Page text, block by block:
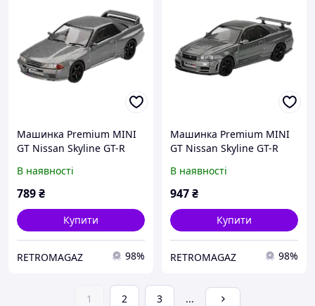
Машинка Premium MINI
GT Nissan Skyline GT-R
Version) 1:64 MGT01024
Grey
В наявності
789₴
Купити
RETROMAGAZ 98%
Машинка Premium MINI
GT Nissan Skyline GT-R
Version 1999 1:64
MGT01160 Grey
В наявності
947₴
Купити
RETROMAGAZ 98%
1 2 3 ...